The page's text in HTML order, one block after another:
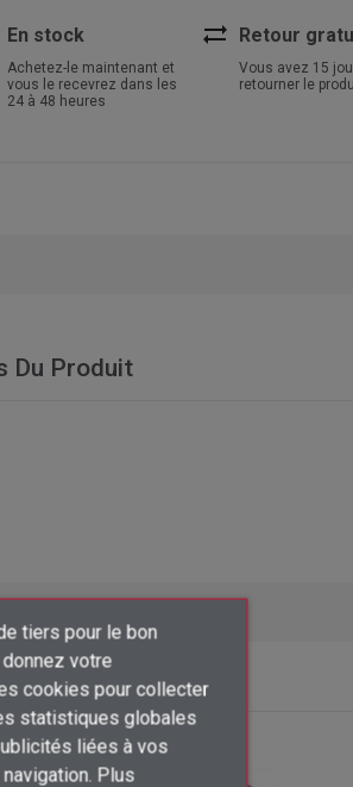
×
×
×
à votre liste d'envies.
tiers pour le bon
votre
cookies pour collecter
statistiques globales
liées à vos
Plus
En stock
Achetez-le maintenant et
vous le recevrez dans les
24 à 48 heures
sync_alt Retour
Vous avez 15
retourner le
Du Produit